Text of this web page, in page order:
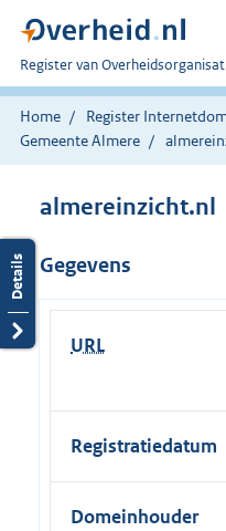
U
bent
nu
hier:
Register van
Home Register
Gemeente Almere
almereinzicht.nl
Gegevens
URL
Registratiedatum
Domeinhouder